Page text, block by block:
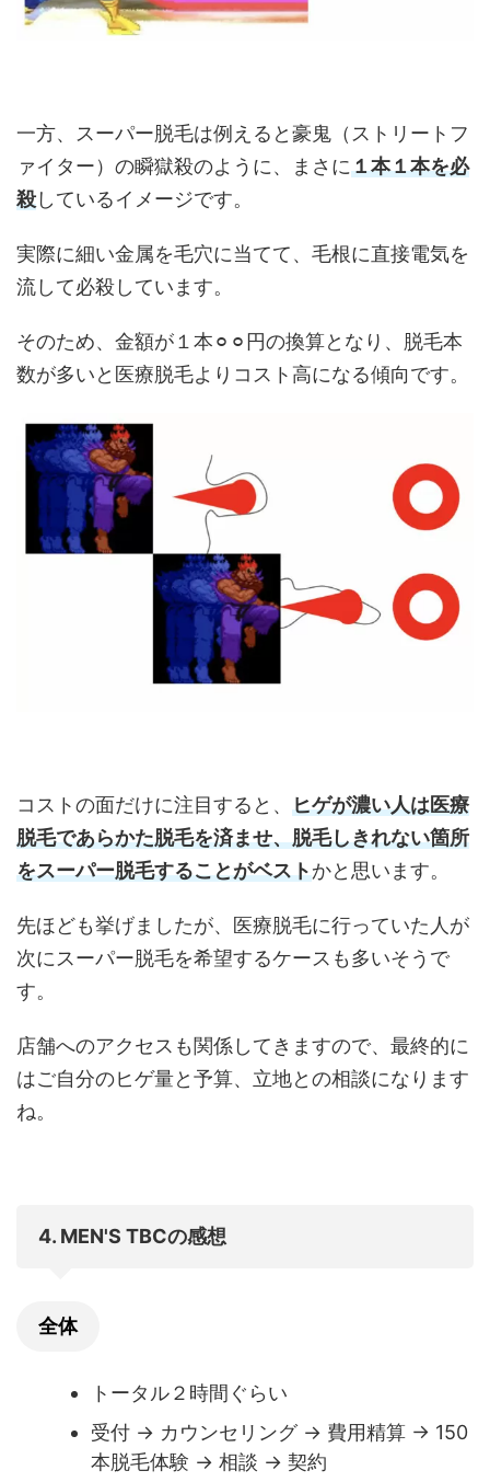
一方、スーパー脱毛は例えると豪鬼（ストリートフ
ァイター）の瞬獄殺のように、まさに１本１本を必
殺しているイメージです。
実際に細い金属を毛穴に当てて、毛根に直接電気を
流して必殺しています。
そのため、金額が１本⚪︎⚪︎円の換算となり、脱毛本
数が多いと医療脱毛よりコスト高になる傾向です。
コストの面だけに注目すると、 ヒゲが濃い人は医療
脱毛であらかた脱毛を済ませ、脱毛しきれない箇所
をスーパー脱毛することがベストかと思います。
先ほども挙げましたが、医療脱毛に行っていた人が
次にスーパー脱毛を希望するケースも多いそうで
す。
店舗へのアクセスも関係してきますので、最終的に
はご自分のヒゲ量と予算、立地との相談になります
ね。
4. MEN'S TBCの感想
全体
トータル２時間ぐらい
受付 → カウンセリング → 費用精算 → 150
本脱毛体験 → 相談 → 契約